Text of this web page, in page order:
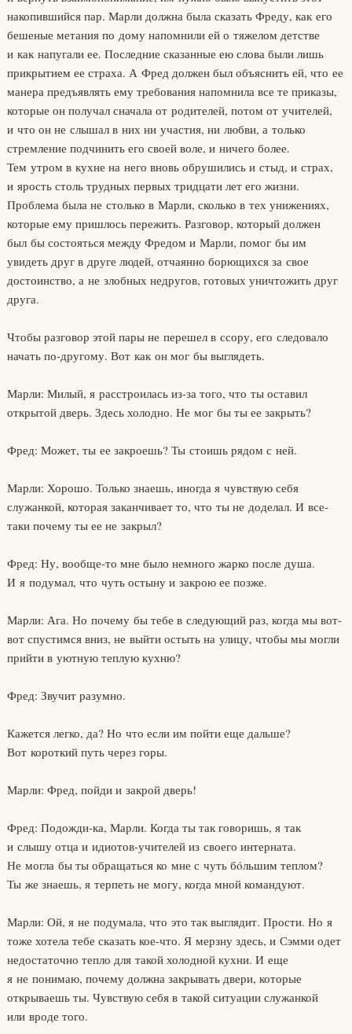
накопившийся пар. Марли должна была сказать Фреду, как его
бешеные метания по дому напомнили ей о тяжелом детстве
и как напугали ее. Последние сказанные ею слова были лишь
прикрытием ее страха. А Фред должен был объяснить ей, что ее
манера предъявлять ему требования напомнила все те приказы,
которые он получал сначала от родителей, потом от учителей,
и что он не слышал в них ни участия, ни любви, а только
стремление подчинить его своей воле, и ничего более.
Тем утром в кухне на него вновь обрушились и стыд, и страх,
и ярость столь трудных первых тридцати лет его жизни.
Проблема была не столько в Марли, сколько в тех унижениях,
которые ему пришлось пережить. Разговор, который должен
был бы состояться между Фредом и Марли, помог бы им
увидеть друг в друге людей, отчаянно борющихся за свое
достоинство, а не злобных недругов, готовых уничтожить друг
друга.
Чтобы разговор этой пары не перешел в ссору, его следовало
начать по-другому. Вот как он мог бы выглядеть.
Марли: Милый, я расстроилась из-за того, что ты оставил
открытой дверь. Здесь холодно. Не мог бы ты ее закрыть?
Фред: Может, ты ее закроешь? Ты стоишь рядом с ней.
Марли: Хорошо. Только знаешь, иногда я чувствую себя
служанкой, которая заканчивает то, что ты не доделал. И все-
таки почему ты ее не закрыл?
Фред: Ну, вообще-то мне было немного жарко после душа.
И я подумал, что чуть остыну и закрою ее позже.
Марли: Ага. Но почему бы тебе в следующий раз, когда мы вот-
вот спустимся вниз, не выйти остыть на улицу, чтобы мы могли
прийти в уютную теплую кухню?
Фред: Звучит разумно.
Кажется легко, да? Но что если им пойти еще дальше?
Вот короткий путь через горы.
Марли: Фред, пойди и закрой дверь!
Фред: Подожди-ка, Марли. Когда ты так говоришь, я так
и слышу отца и идиотов-учителей из своего интерната.
Не могла бы ты обращаться ко мне с чуть бóльшим теплом?
Ты же знаешь, я терпеть не могу, когда мной командуют.
Марли: Ой, я не подумала, что это так выглядит. Прости. Но я
тоже хотела тебе сказать кое-что. Я мерзну здесь, и Сэмми одет
недостаточно тепло для такой холодной кухни. И еще
я не понимаю, почему должна закрывать двери, которые
открываешь ты. Чувствую себя в такой ситуации служанкой
или вроде того.